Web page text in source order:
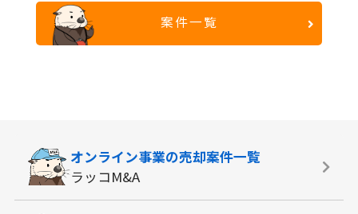
案件一覧
オンライン事業の売却案件一覧
ラッコM&A